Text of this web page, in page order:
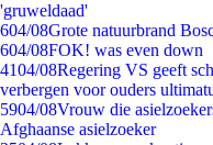
'gruweldaad'
604/08Grote natuurbrand
604/08FOK! was even down
4104/08Regering VS geeft
verbergen voor ouders
5904/08Vrouw die
Afghaanse asielzoeker